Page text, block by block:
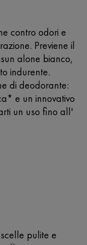
contro odori e
Previene il
alone bianco,
indurente.
di deodorante:
e un innovativo
un uso fino all'
pulite e